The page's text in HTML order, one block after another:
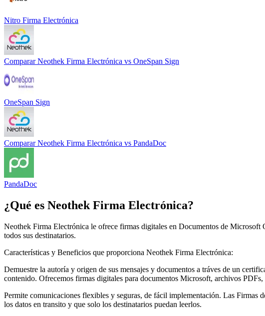
Nitro Firma Electrónica
Comparar Neothek Firma Electrónica vs OneSpan Sign
OneSpan Sign
Comparar Neothek Firma Electrónica vs PandaDoc
PandaDoc
¿Qué es Neothek Firma Electrónica?
Neothek Firma Electrónica le ofrece firmas digitales en Documentos de
todos sus destinatarios.
Características y Beneficios que proporciona Neothek Firma Electrónica:
Demuestre la autoría y origen de sus mensajes y documentos a tráves de un
contenido. Ofrecemos firmas digitales para documentos Microsoft, archivos
Permite comunicaciones flexibles y seguras, de fácil implementación. Las
los datos en transito y que solo los destinatarios puedan leerlos.